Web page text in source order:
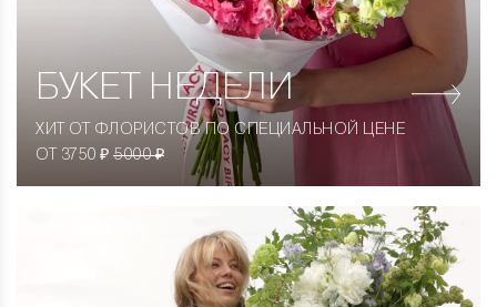
БУКЕТ НЕДЕЛИ
ХИТ ОТ ФЛОРИСТОВ ПО СПЕЦИАЛЬНОЙ ЦЕНЕ
ОТ 3750 ₽ 5000 ₽